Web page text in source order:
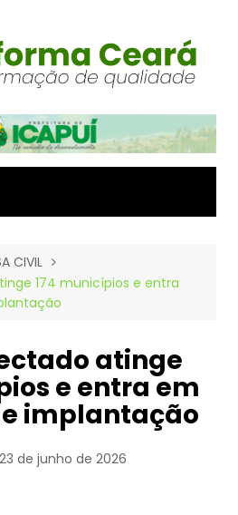
CIVIL
174 municípios e entra
atinge
e entra em
implantação
23 de junho de 2026